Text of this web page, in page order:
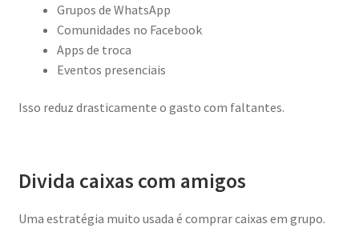
Grupos de WhatsApp
Comunidades no Facebook
Apps de troca
Eventos presenciais
Isso reduz drasticamente o gasto com faltantes.
Divida caixas com amigos
Uma estratégia muito usada é comprar caixas em grupo.